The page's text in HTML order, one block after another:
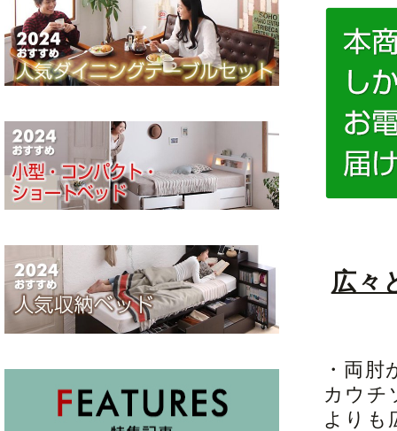
広々
・両
カウチ
よりも